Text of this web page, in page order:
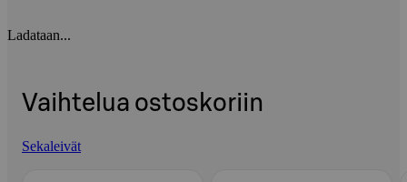
Ladataan...
Vaihtelua ostoskoriin
Sekaleivät